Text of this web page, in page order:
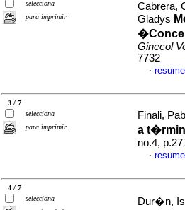
selecciona
para imprimir
Cabrera,
Gladys
Ginecol
7732
·
3 / 7
selecciona
para imprimir
Finali,
a
no.4,
·
4 / 7
selecciona
Dur�n,